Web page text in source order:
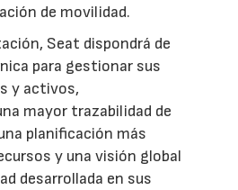
de movilidad.
Seat dispondrá de
para gestionar sus
y activos,
mayor trazabilidad de
planificación más
y una visión global
desarrollada en sus